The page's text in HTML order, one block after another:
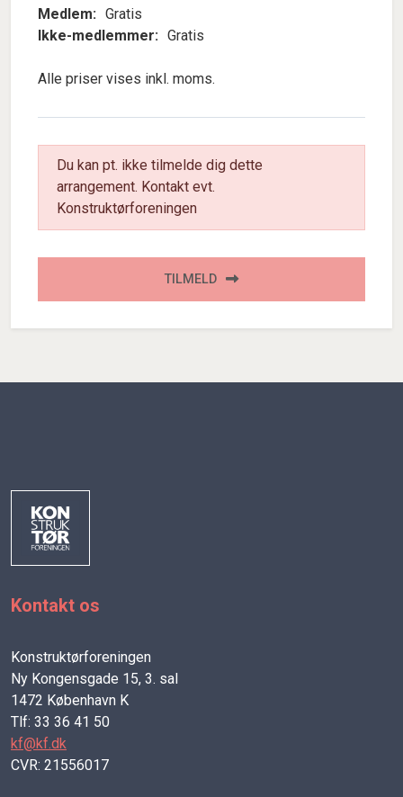
Medlem: Gratis
Ikke-medlemmer: Gratis
Alle priser vises inkl. moms.
Du kan pt. ikke tilmelde dig dette
arrangement. Kontakt evt.
Konstruktørforeningen
TILMELD
Kontakt os
Konstruktørforeningen
Ny Kongensgade 15, 3. sal
1472 København K
Tlf: 33 36 41 50
kf@kf.dk
CVR: 21556017